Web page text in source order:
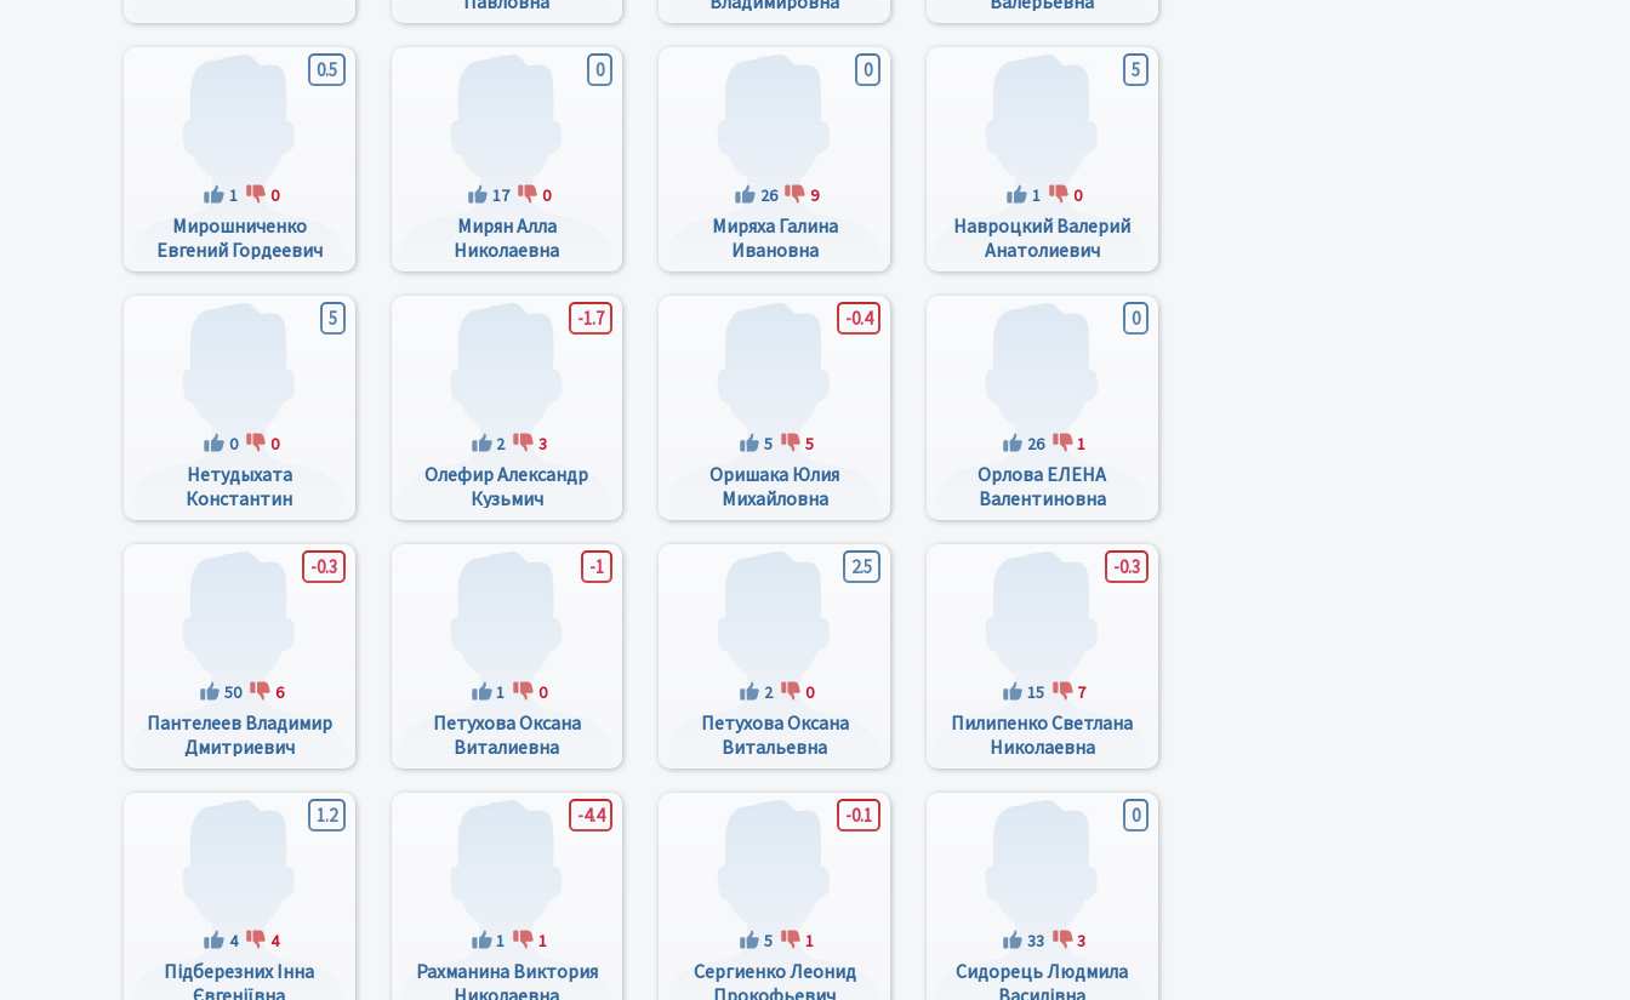
0.5
1 0
Мирошниченко
Евгений Гордеевич
0
17 0
Мирян Алла
Николаевна
0
26 9
Миряха Галина
Ивановна
5
1 0
Навроцкий Валерий
Анатолиевич
5
0 0
Нетудыхата
Константин
Леонтьевич
-1.7
2 3
Олефир Александр
Кузьмич
-0.4
5 5
Оришака Юлия
Михайловна
0
26 1
Орлова ЕЛЕНА
Валентиновна
-0.3
50 6
Пантелеев Владимир
Дмитриевич
-1
1 0
Петухова Оксана
Виталиевна
2.5
2 0
Петухова Оксана
Витальевна
-0.3
15 7
Пилипенко Светлана
Николаевна
1.2
4 4
Підберезних Інна
Євгеніївна
-4.4
1 1
Рахманина Виктория
Николаевна
-0.1
5 1
Сергиенко Леонид
Прокофьевич
0
33 3
Сидорець Людмила
Василівна